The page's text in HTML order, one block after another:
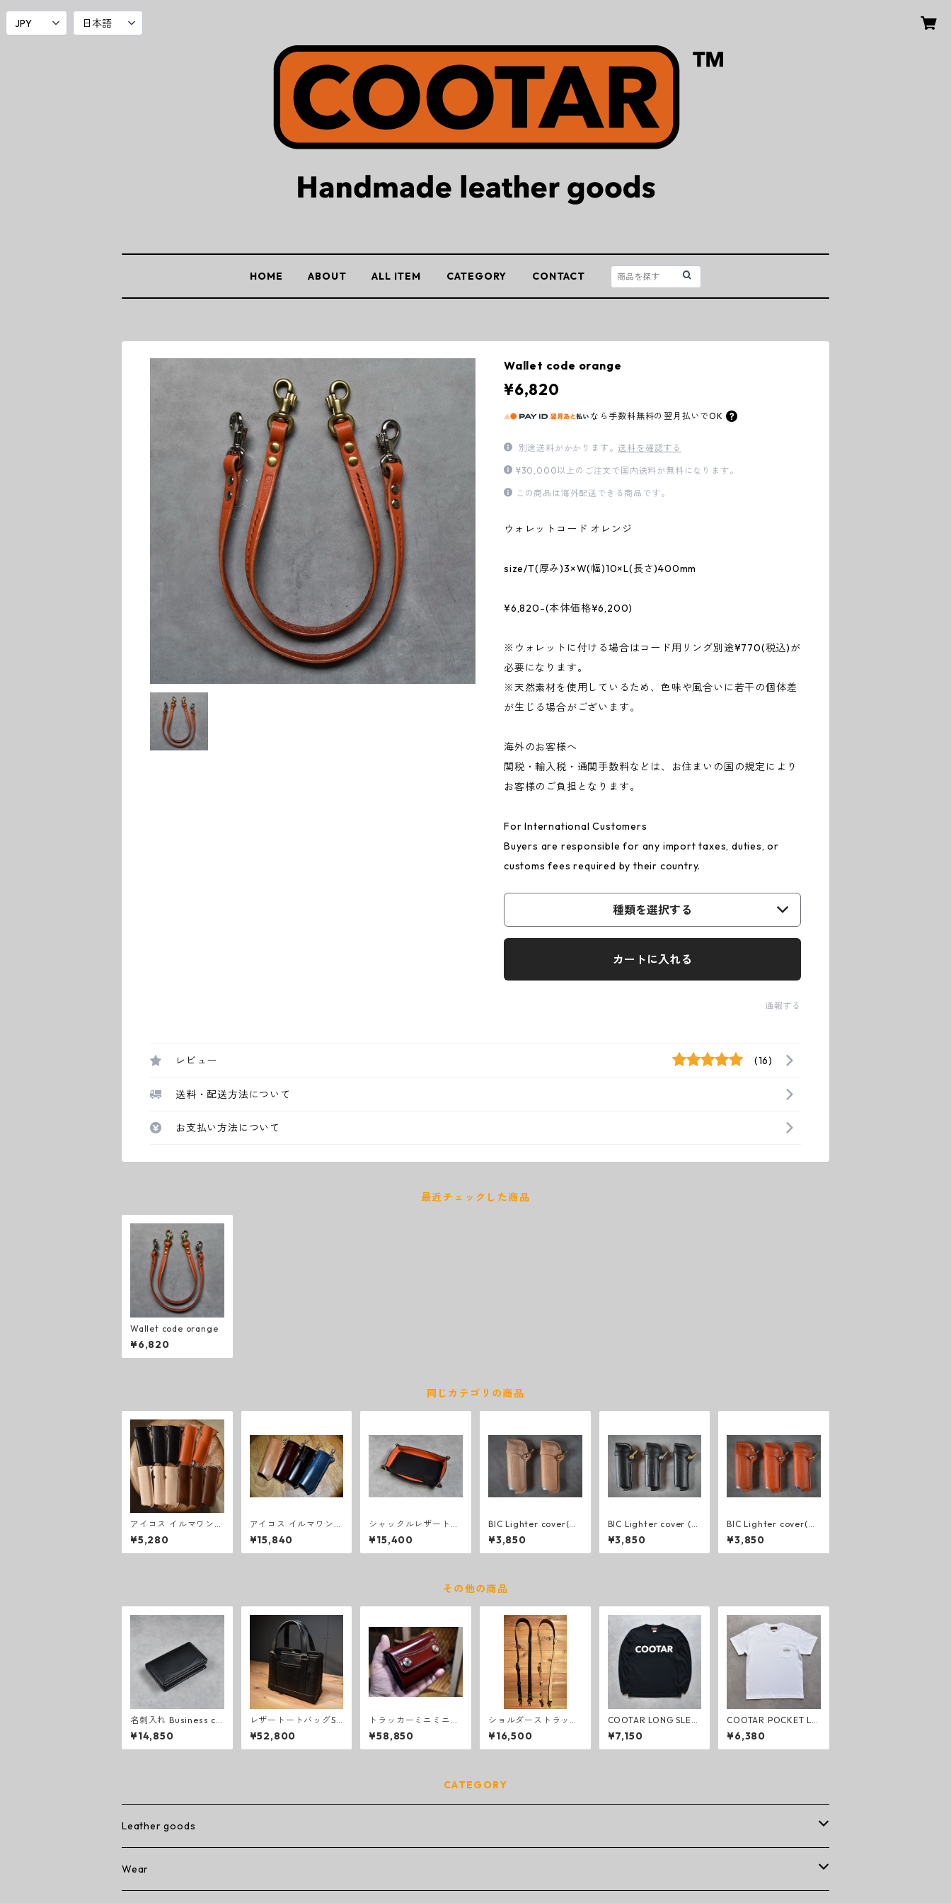
HOME ABOUT ALL ITEM CATEGORY CONTACT
Wallet code orange
¥6,820
なら 手数料無料の 翌月払いでOK
別途送料がかかります。送料を確認する
¥30,000以上のご注文で国内送料が無料になります。
この商品は海外配送できる商品です。
ウォレットコード オレンジ
size/T(厚み)3×W(幅)10×L(長さ)400mm
¥6,820-(本体価格¥6,200)
※ウォレットに付ける場合はコード用リング別途¥770(税込)が
必要になります。
※天然素材を使用しているため、色味や風合いに若干の個体差
が生じる場合がございます。
海外のお客様へ
関税・輸入税・通関手数料などは、お住まいの国の規定により
お客様のご負担となります。
For International Customers
Buyers are responsible for any import taxes, duties, or
customs fees required by their country.
種類を選択する
カートに入れる
通報する
レビュー (16)
送料・配送方法について
お支払い方法について
最近チェックした商品
Wallet code orange
¥6,820
同じカテゴリの商品
アイコス イルマワン
レザーカバー
¥5,280
アイコス イルマワン
レザーカバー コードバ
ン
¥15,840
シャックルレザートレ
ー レクタンブル(ブラ
ック×オレンジ)
¥15,400
BIC Lighter cover(CA
P付き)Natural
¥3,850
BIC Lighter cover (C
AP付き) Black
¥3,850
BIC Lighter cover(CA
P付き)Orange
¥3,850
その他の商品
名刺入れ Business ca
rd holder (black)
¥14,850
レザートートバッグS
ブラック
¥52,800
トラッカーミニミニウ
ォレット コードバン
バーガンディ
¥58,850
ショルダーストラップ
(トートバッグ用)
¥16,500
COOTAR LONG SLEE
VE LOGO T-SHIRT
¥7,150
COOTAR POCKET LO
GO T-shirt white
¥6,380
CATEGORY
Leather goods
wallet
Wear